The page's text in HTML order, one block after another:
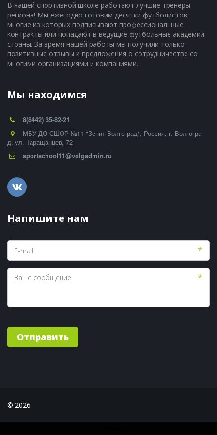
В нашей спортивной школе работают лучшие тренеры
региона! Мы ежегодно готовим десятки футболистов,
многие из которых подписывают профессиональные
контракты или попадают в ведущие футбольные академии
страны. За время нашей работы мы получили только
позитивные отзывы и предложения о сотрудничестве со
многими организациями и компаниями.
Мы находимся
8(8442) 35-82-21
МБУ ДО СШОР №11 "Зенит-Волгоград", Россия, г. Волгогра
д, ул. Таращанцев, 72
sportschool11@volgadmin.ru
Напишите нам
*
*
Отправить
© 2026